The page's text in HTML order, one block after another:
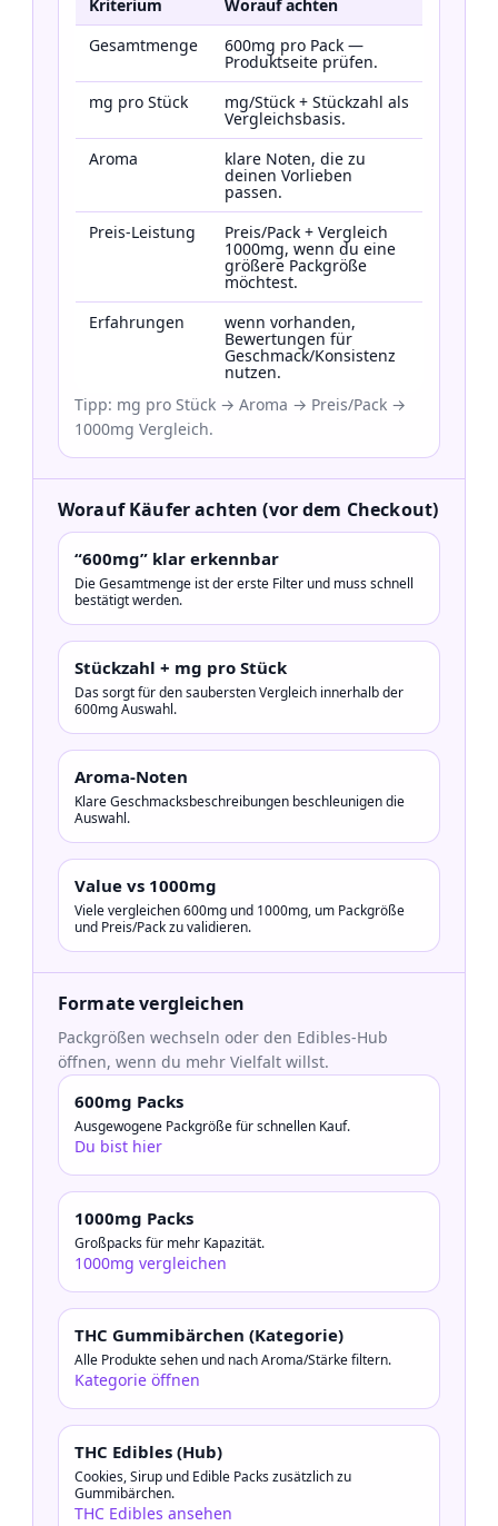
Kriterium
Worauf achten
Gesamtmenge
600mg pro Pack —
Produktseite prüfen.
mg pro Stück
mg/Stück + Stückzahl als
Vergleichsbasis.
Aroma
klare Noten, die zu
deinen Vorlieben
passen.
Preis-Leistung
Preis/Pack + Vergleich
1000mg, wenn du eine
größere Packgröße
möchtest.
Erfahrungen
wenn vorhanden,
Bewertungen für
Geschmack/Konsistenz
nutzen.
Tipp: mg pro Stück → Aroma → Preis/Pack →
1000mg Vergleich.
Worauf Käufer achten (vor dem Checkout)
“600mg” klar erkennbar
Die Gesamtmenge ist der erste Filter und muss schnell
bestätigt werden.
Stückzahl + mg pro Stück
Das sorgt für den saubersten Vergleich innerhalb der
600mg Auswahl.
Aroma-Noten
Klare Geschmacksbeschreibungen beschleunigen die
Auswahl.
Value vs 1000mg
Viele vergleichen 600mg und 1000mg, um Packgröße
und Preis/Pack zu validieren.
Formate vergleichen
Packgrößen wechseln oder den Edibles-Hub
öffnen, wenn du mehr Vielfalt willst.
600mg Packs
Ausgewogene Packgröße für schnellen Kauf.
Du bist hier
1000mg Packs
Großpacks für mehr Kapazität.
1000mg vergleichen
THC Gummibärchen (Kategorie)
Alle Produkte sehen und nach Aroma/Stärke filtern.
Kategorie öffnen
THC Edibles (Hub)
Cookies, Sirup und Edible Packs zusätzlich zu
Gummibärchen.
THC Edibles ansehen